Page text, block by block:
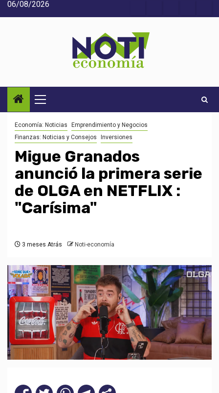
Saltar
al
06/08/2026
Noti-
economía
Menú
principal
Economía: Noticias
Emprendimiento y Negocios
Finanzas: Noticias y Consejos
Inversiones
Migue Granados
anunció la primera serie
de OLGA en NETFLIX :
"Carísima"
3 meses Atrás Noti-economía